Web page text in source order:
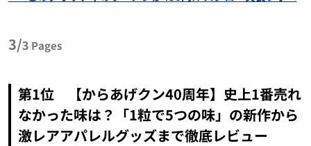
3/3 Pages
第1位 【からあげクン40周年】史上1番売れ
なかった味は？「1粒で5つの味」の新作から
激レアアパレルグッズまで徹底レビュー